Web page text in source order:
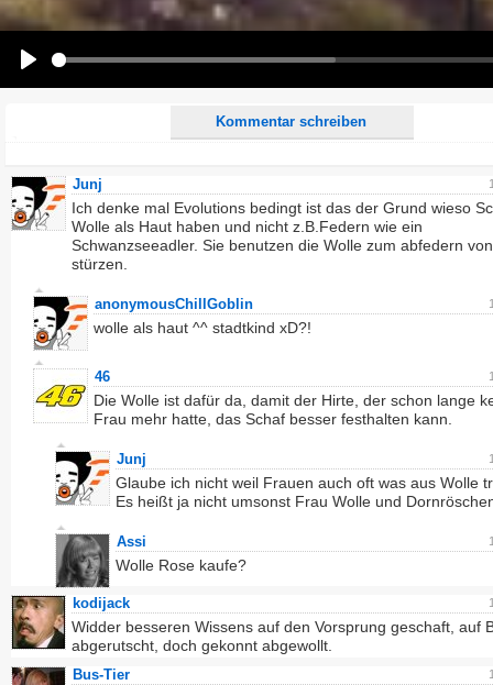
Kommentar schreiben
URLs werden automatisch umgewandelt. Bitte verwende "www." oder "http://" in URLs
Ich möchte eine E-Mail, wenn auf dieser Seite weitere Kommentare erscheinen.
Junj
Ich denke mal Evolutions bedingt ist das der Grund wieso
Wolle als Haut haben und nicht z.B.Federn wie ein
Schwanzseeadler. Sie benutzen die Wolle zum abfedern von
stürzen.
anonymousChillGoblin
wolle als haut ^^ stadtkind xD?!
46
Die Wolle ist dafür da, damit der Hirte, der schon lange
Frau mehr hatte, das Schaf besser festhalten kann.
Junj
Glaube ich nicht weil Frauen auch oft was aus Wolle
Es heißt ja nicht umsonst Frau Wolle und
Assi
Wolle Rose kaufe?
kodijack
Widder besseren Wissens auf den Vorsprung geschaft, auf
abgerutscht, doch gekonnt abgewollt.
Bus-Tier